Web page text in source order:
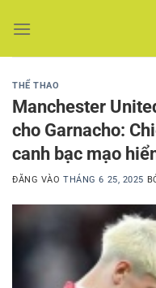
qua
THỂ THAO
Manchester
cho Garnacho:
canh bạc mạo
ĐĂNG VÀOTHÁNG 6 25, 2025